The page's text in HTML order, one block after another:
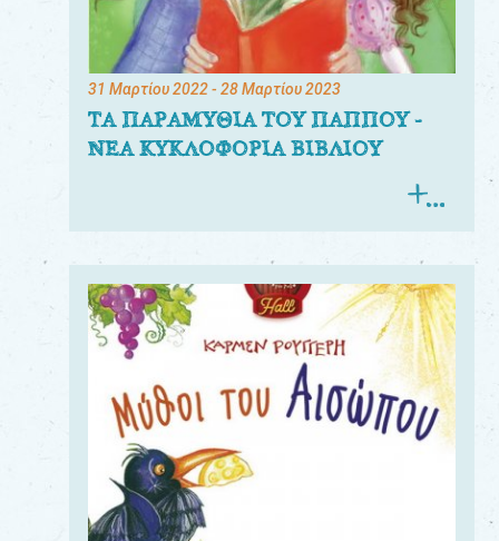
31 Μαρτίου 2022- 28 Μαρτίου 2023
ΤΑ ΠΑΡΑΜΥΘΙΑ ΤΟΥ ΠΑΠΠΟΥ -
ΝΕΑ ΚΥΚΛΟΦΟΡΙΑ ΒΙΒΛΙΟΥ